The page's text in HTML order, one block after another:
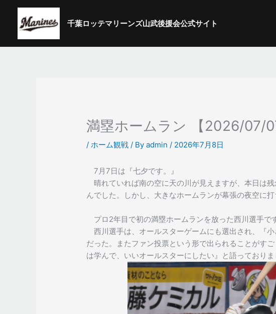
千葉ロッテマリーンズ山武後援会公式サイト
満塁ホームラン 【2026/07/
/ホーム観戦 / Byadmin/ 2026年7月8日
7月7日は『七夕です。』
晴れていれば南の空に天の川が見えますが、本日は
んでした。しかし、大きなホームランが幕張の夜空に打
プロ2年目で初の満塁ホームランを放った西川選手です
西川選手は、オールスターゲームにも選出され、『
だった。またファン投票という形で出られることがす
は学んで、いいオールスターにしたい』と語っておりま